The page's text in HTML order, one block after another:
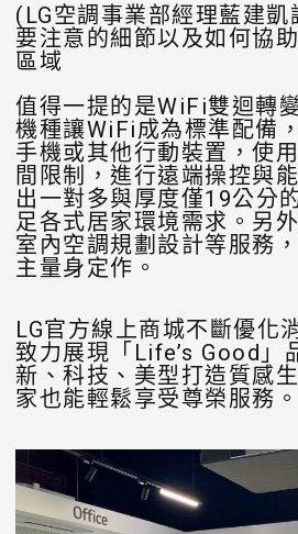
(LG空調事業部經理藍建
要注意的細節以及如何協
區域
值得一提的是WiFi雙迴轉
機種讓WiFi成為標準配備
手機或其他行動裝置，使
間限制，進行遠端操控與
出一對多與厚度僅19公分
足各式居家環境需求。另
室內空調規劃設計等服務
主量身定作。
LG官方線上商城不斷優化
致力展現「Life’s Good」
新、科技、美型打造質感
家也能輕鬆享受尊榮服務。